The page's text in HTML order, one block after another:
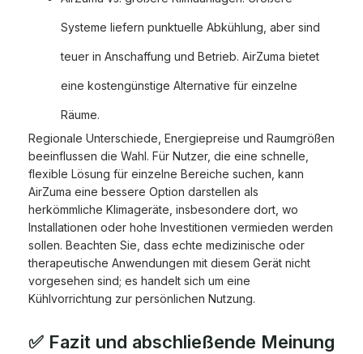
Systeme liefern punktuelle Abkühlung, aber sind
teuer in Anschaffung und Betrieb. AirZuma bietet
eine kostengünstige Alternative für einzelne
Räume.
Regionale Unterschiede, Energiepreise und Raumgrößen
beeinflussen die Wahl. Für Nutzer, die eine schnelle,
flexible Lösung für einzelne Bereiche suchen, kann
AirZuma eine bessere Option darstellen als
herkömmliche Klimageräte, insbesondere dort, wo
Installationen oder hohe Investitionen vermieden werden
sollen. Beachten Sie, dass echte medizinische oder
therapeutische Anwendungen mit diesem Gerät nicht
vorgesehen sind; es handelt sich um eine
Kühlvorrichtung zur persönlichen Nutzung.
✅ Fazit und abschließende Meinung